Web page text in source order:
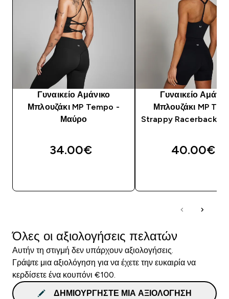
Γυναικείο Αμάνικο
Μπλουζάκι MP Tempo -
Μαύρο
34.00€‎
Γυναικείο
Μπλουζάκι MP
Strappy Racerback -
40.00€‎
Όλες οι αξιολογήσεις πελατών
Αυτήν τη στιγμή δεν υπάρχουν αξιολογήσεις.
Γράψτε μια αξιολόγηση για να έχετε την ευκαιρία να
κερδίσετε ένα κουπόνι €100.
ΔΗΜΙΟΥΡΓΉΣΤΕ ΜΙΑ ΑΞΙΟΛΌΓΗΣΗ